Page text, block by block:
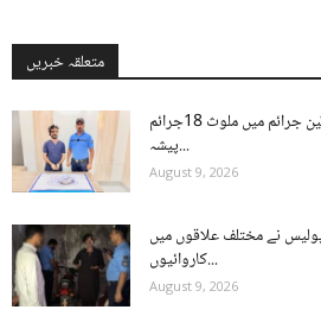
متعلقہ خبریں
اسلام آباد (ٹی این ایس) سنگین جرائم میں ملوث 18جرائم
پیشہ...
August 9, 2026
نے مختلف علاقوں میں
کاروائیوں...
August 9, 2026